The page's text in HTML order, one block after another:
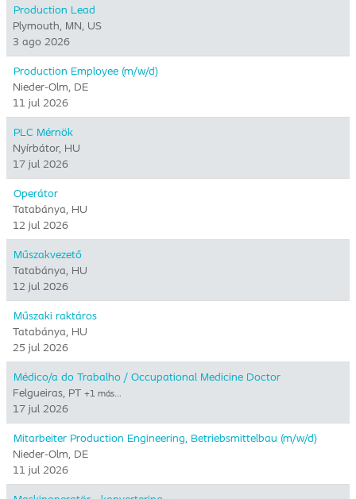
Production Lead
Plymouth, MN, US
3 ago 2026
Production Employee (m/w/d)
Nieder-Olm, DE
11 jul 2026
PLC Mérnök
Nyírbátor, HU
17 jul 2026
Operátor
Tatabánya, HU
12 jul 2026
Műszakvezető
Tatabánya, HU
12 jul 2026
Műszaki raktáros
Tatabánya, HU
25 jul 2026
Médico/a do Trabalho / Occupational Medicine Doctor
Felgueiras, PT +1 más…
17 jul 2026
Mitarbeiter Production Engineering, Betriebsmittelbau (m/w/d)
Nieder-Olm, DE
11 jul 2026